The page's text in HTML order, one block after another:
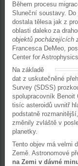
Během procesu
Sluneční soustavy.
dostala tělesa jak z
oblasti daleko za
objektů pocházejících
Francesca DeMeo,
Center for
Na základě
dat z uskutečněné
Survey (SDSS)
spolupracovník
tisíc asteroidů uvnitř
podstatně
změnily zvláště v
planetky.
Tento objev má velmi
Země. Astronomové
na Zemi v dávné